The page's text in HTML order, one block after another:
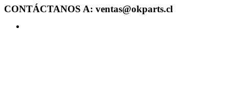
CONTÁCTANOS A: ventas@okparts.cl